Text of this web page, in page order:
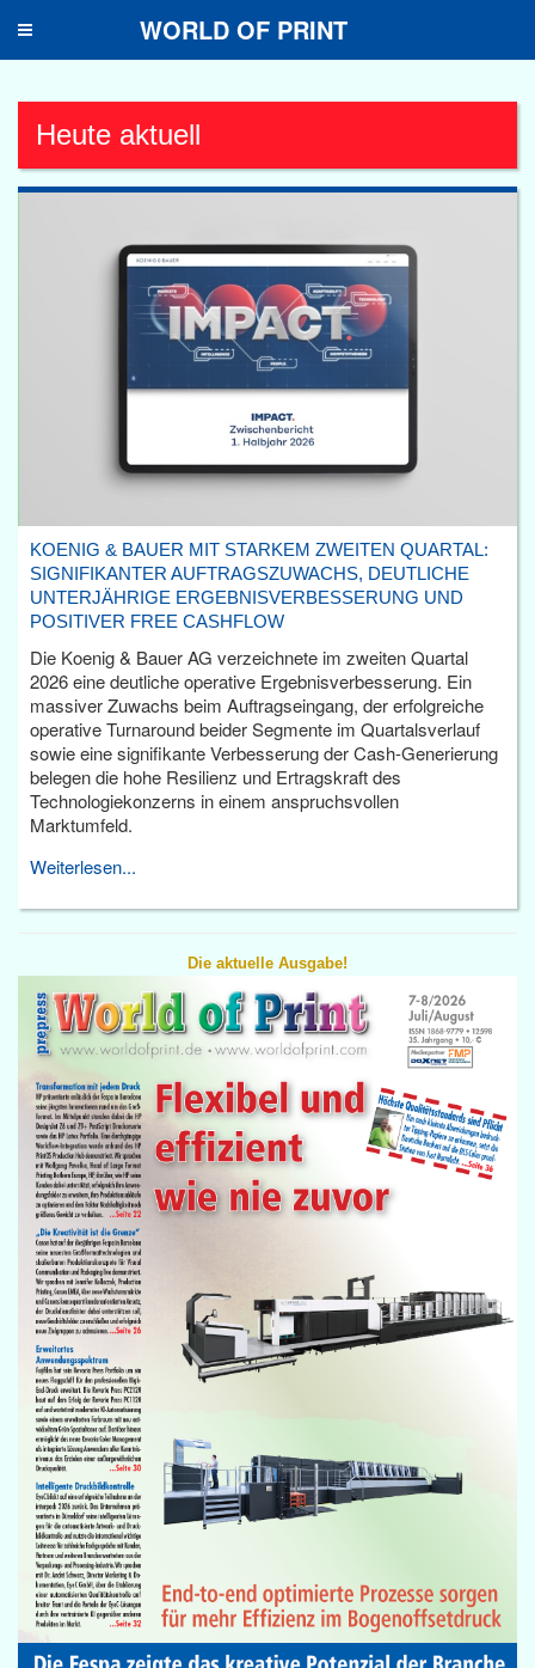
Toggle
WORLD OF PRINT
Heute aktuell
KOENIG & BAUER MIT STARKEM ZWEITEN QUARTAL:
SIGNIFIKANTER AUFTRAGSZUWACHS, DEUTLICHE
UNTERJÄHRIGE ERGEBNISVERBESSERUNG UND
POSITIVER FREE CASHFLOW
Die Koenig & Bauer AG verzeichnete im zweiten Quartal
2026 eine deutliche operative Ergebnisverbesserung. Ein
massiver Zuwachs beim Auftragseingang, der erfolgreiche
operative Turnaround beider Segmente im Quartalsverlauf
sowie eine signifikante Verbesserung der Cash-Generierung
belegen die hohe Resilienz und Ertragskraft des
Technologiekonzerns in einem anspruchsvollen
Marktumfeld.
Weiterlesen...
Die aktuelle Ausgabe!